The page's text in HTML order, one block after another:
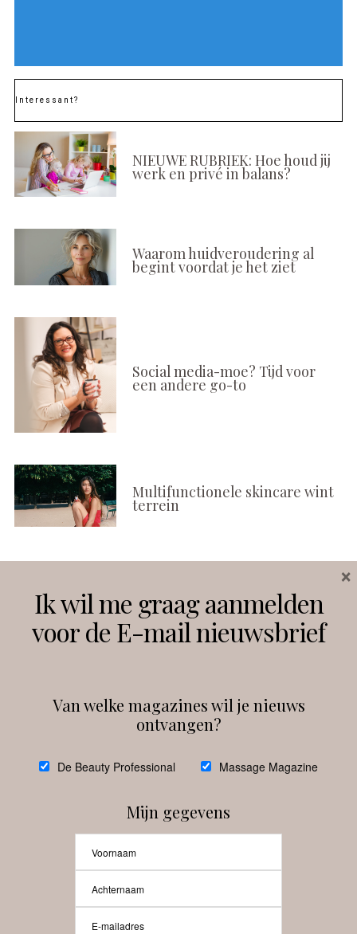
Interessant?
NIEUWE RUBRIEK: Hoe houd jij
werk en privé in balans?
Waarom huidveroudering al
begint voordat je het ziet
Social media-moe? Tijd voor
een andere go-to
Multifunctionele skincare wint
terrein
Instagram Facebook
debeautyprofessional
Ik wil me graag aanmelden
voor de E-mail nieuwsbrief
Van welke magazines wil je nieuws
ontvangen?
De Beauty Professional Massage Magazine
Mijn gegevens
×